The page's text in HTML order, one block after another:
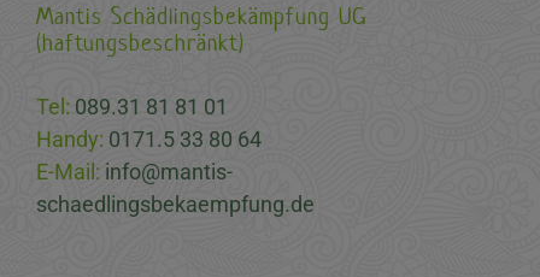
Mantis Schädlingsbekämpfung UG
(haftungsbeschränkt)
Tel: 089.31 81 81 01
Handy: 0171.5 33 80 64
E-Mail: info@mantis-
schaedlingsbekaempfung.de